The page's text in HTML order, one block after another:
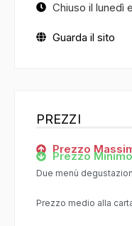
Chiuso il lunedì
Guarda il sito
PREZZI
Prezzo
Prezzo
Due menù
Prezzo medio alla